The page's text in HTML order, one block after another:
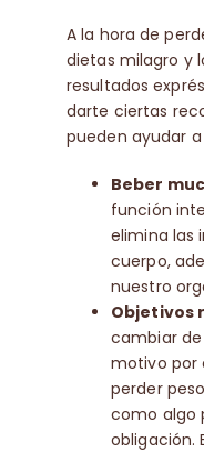
A la hora de
dietas milagro y
resultados
darte ciertas
pueden ayudar
Beber
función
elimina las
cuerpo,
nuestro
Objetivos
cambiar
motivo por
perder
como algo
obligación.